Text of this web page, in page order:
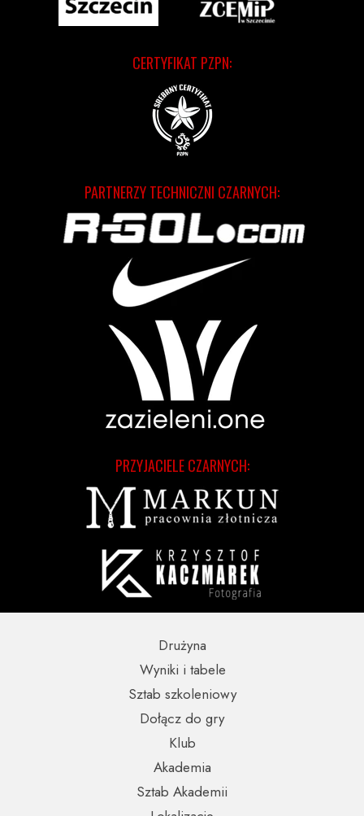
CERTYFIKAT PZPN:
PRZYJACIELE CZARNYCH:
PARTNERZY TECHNICZNI CZARNYCH:
Wyniki i tabele
Sztab szkoleniowy
Sztab Akademii
Dołącz do gry
Drużyna
Akademia
Klub